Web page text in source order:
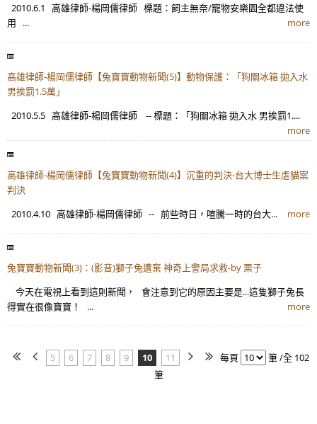
2010.6.1 高雄律師-楊岡儒律師 標題：飼主無奈/寵物安樂園全都違法使
用 ...
more
高雄律師-楊岡儒律師【兔寶寶動物新聞(5)】動物保護：「狗關冰箱 拋入水
男挨罰1.5萬」
2010.5.5 高雄律師-楊岡儒律師 -- 標題：「狗關冰箱 拋入水 男挨罰1....
more
高雄律師-楊岡儒律師【兔寶寶動物新聞(4)】沉重的判決-台大博士生虐貓案
判決
2010.4.10 高雄律師-楊岡儒律師 -- 前些時日，喧騰一時的台大...
more
兔寶寶動物新聞(3)：(影音)獅子兔遭棄 神奇上警局求救-by 栗子
今天在電視上看到這則新聞， 會注意到它的原因主要是...這隻獅子兔長
得實在很像寶寶！ ...
more
5 6 7 8 9 10 11 每頁
筆 /全 102
筆